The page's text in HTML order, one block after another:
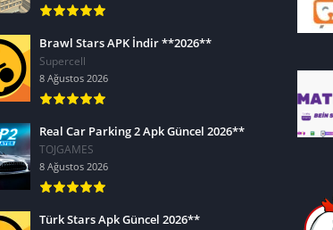
Brawl Stars APK İndir **2026**
Supercell
8 Ağustos 2026
Real Car Parking 2 Apk Güncel 2026**
TOJGAMES
8 Ağustos 2026
Türk Stars Apk Güncel 2026**